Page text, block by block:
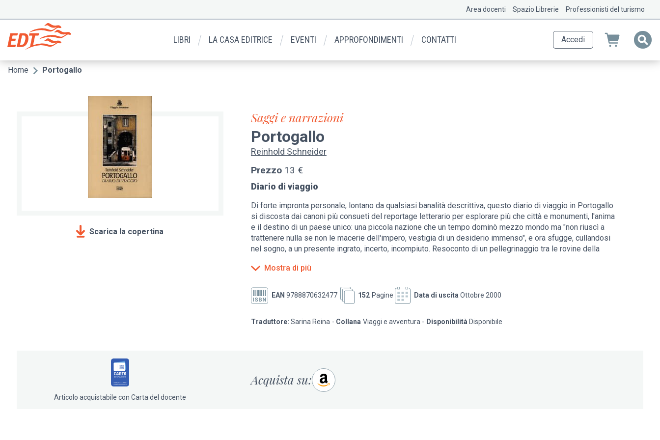
contenuto
principale
Menu
secondario
Area docenti Spazio Librerie Professionisti del turismo
LIBRI LA CASA EDITRICE EVENTI APPROFONDIMENTI CONTATTI Accedi
Briciole
Home Portogallo
Scarica la copertina
Saggi e narrazioni
Portogallo
Reinhold Schneider
Prezzo 13 €
Diario di viaggio
Di forte impronta personale, lontano da qualsiasi banalità descrittiva, questo diario di viaggio in Portogallo
si discosta dai canoni più consueti del reportage letterario per esplorare più che città e monumenti, l'anima
e il destino di un paese unico: una piccola nazione che un tempo dominò mezzo mondo ma "non riuscì a
trattenere nulla se non le macerie dell'impero, vestigia di un desiderio immenso", e ora sfugge, cullandosi
nel sogno, a un presente ingrato, incerto, incompiuto. Resoconto di un pellegrinaggio tra le rovine della
intense escursioni fra la gente comune, le pagine di Schneider restituiscono con sensibilità estrema lo
questo sentimento - in cui convivono un'ineffabile nostalgia, un continuo rimpianto di cose non vissute, un
inestinguibile anelito alla grandezza - la cifra tuttora riconoscibile, e forse unica ormai, di questo paese un
Mostra di più
EAN 9788870632477 Pagine
152 Data di uscita Ottobre 2000
Traduttore: Sarina Reina Collana Viaggi e avventura Disponibilità Disponibile
Acquista su:
Articolo acquistabile con Carta del docente